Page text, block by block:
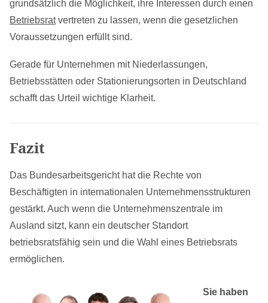
grundsätzlich die Möglichkeit, ihre Interessen durch einen
Betriebsratvertreten zu lassen, wenn die gesetzlichen
Voraussetzungen erfüllt sind.
Gerade für Unternehmen mit Niederlassungen,
Betriebsstätten oder Stationierungsorten in Deutschland
schafft das Urteil wichtige Klarheit.
Fazit
Das Bundesarbeitsgericht hat die Rechte von
Beschäftigten in internationalen Unternehmensstrukturen
gestärkt. Auch wenn die Unternehmenszentrale im
Ausland sitzt, kann ein deutscher Standort
betriebsratsfähig sein und die Wahl eines Betriebsrats
ermöglichen.
Sie haben